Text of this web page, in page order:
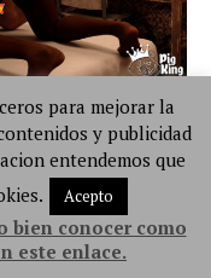
para mejorar la
y publicidad
entendemos que
Acepto
bien conocer como
este enlace.